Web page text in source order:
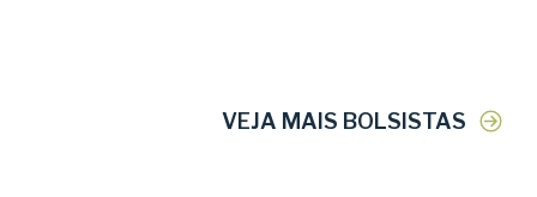
VEJA MAIS BOLSISTAS